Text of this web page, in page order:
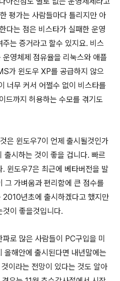
평가는 사람들마다 틀리지만 아
다는 점은 비스타가 실패한 운영
는 증거라고 할수 있지요. 비스
영체제 점유율을 리눅스와 애플
가 윈도우 XP를 공급하지 않으
너무 커서 어쩔수 없이 비스타를
드까지 허용하는 수모를 겪기도
은 윈도우7이 언제 출시될것인가
출시하는 것이 좋을 겁니다. 빠르
윈도우7은 최근에 베타버전을 발
그 가벼움과 편리함에 큰 점수를
2010년초에 출시하겠다고 했지만
이 좋을것입니다.
로 많은 사람들이 PC구입을 미
올해안에 출시된다면 내년말에는
이라는 전망이 있다는 것도 알아